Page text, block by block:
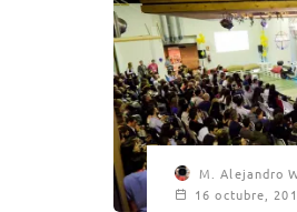
M. Alejandro
16 octubre,